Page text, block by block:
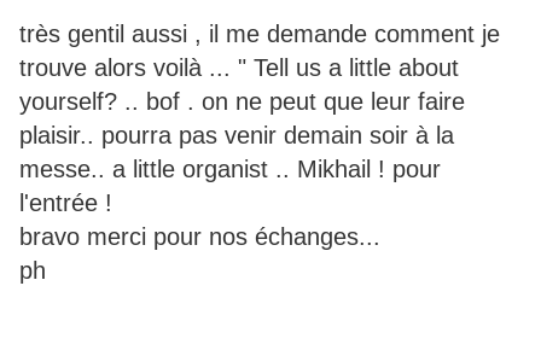
très gentil aussi , il me demande comment je
trouve alors voilà ... " Tell us a little about
yourself? .. bof . on ne peut que leur faire
plaisir.. pourra pas venir demain soir à la
messe.. a little organist .. Mikhail ! pour
l'entrée !
bravo merci pour nos échanges...
ph